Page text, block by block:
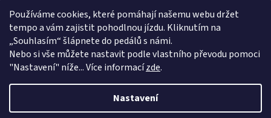
Používáme cookies, které pomáhají našemu webu držet
tempo a vám zajistit pohodlnou jízdu. Kliknutím na
„Souhlasím“ šlápnete do pedálů s námi.
Nebo si vše můžete nastavit podle vlastního převodu pomoci
"Nastavení" níže... Více informacízde.
Nastavení